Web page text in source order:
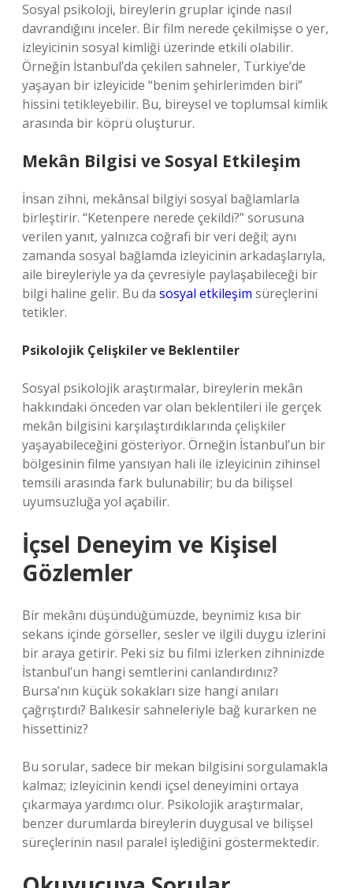
Sosyal psikoloji, bireylerin gruplar içinde nasıl
davrandığını inceler. Bir film nerede çekilmişse o yer,
izleyicinin sosyal kimliği üzerinde etkili olabilir.
Örneğin İstanbul’da çekilen sahneler, Türkiye’de
yaşayan bir izleyicide “benim şehirlerimden biri”
hissini tetikleyebilir. Bu, bireysel ve toplumsal kimlik
arasında bir köprü oluşturur.
Mekân Bilgisi ve Sosyal Etkileşim
İnsan zihni, mekânsal bilgiyi sosyal bağlamlarla
birleştirir. “Ketenpere nerede çekildi?” sorusuna
verilen yanıt, yalnızca coğrafi bir veri değil; aynı
zamanda sosyal bağlamda izleyicinin arkadaşlarıyla,
aile bireyleriyle ya da çevresiyle paylaşabileceği bir
bilgi haline gelir. Bu da sosyal etkileşim süreçlerini
tetikler.
Psikolojik Çelişkiler ve Beklentiler
Sosyal psikolojik araştırmalar, bireylerin mekân
hakkındaki önceden var olan beklentileri ile gerçek
mekân bilgisini karşılaştırdıklarında çelişkiler
yaşayabileceğini gösteriyor. Örneğin İstanbul’un bir
bölgesinin filme yansıyan hali ile izleyicinin zihinsel
temsili arasında fark bulunabilir; bu da bilişsel
uyumsuzluğa yol açabilir.
İçsel Deneyim ve Kişisel
Gözlemler
Bir mekânı düşündüğümüzde, beynimiz kısa bir
sekans içinde görseller, sesler ve ilgili duygu izlerini
bir araya getirir. Peki siz bu filmi izlerken zihninizde
İstanbul’un hangi semtlerini canlandırdınız?
Bursa’nın küçük sokakları size hangi anıları
çağrıştırdı? Balıkesir sahneleriyle bağ kurarken ne
hissettiniz?
Bu sorular, sadece bir mekan bilgisini sorgulamakla
kalmaz; izleyicinin kendi içsel deneyimini ortaya
çıkarmaya yardımcı olur. Psikolojik araştırmalar,
benzer durumlarda bireylerin duygusal ve bilişsel
süreçlerinin nasıl paralel işlediğini göstermektedir.